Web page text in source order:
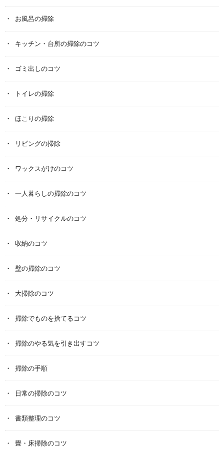
お風呂の掃除
キッチン・台所の掃除のコツ
ゴミ出しのコツ
トイレの掃除
ほこりの掃除
リビングの掃除
ワックスがけのコツ
一人暮らしの掃除のコツ
処分・リサイクルのコツ
収納のコツ
壁の掃除のコツ
大掃除のコツ
掃除でものを捨てるコツ
掃除のやる気を引き出すコツ
掃除の手順
日常の掃除のコツ
書類整理のコツ
畳・床掃除のコツ